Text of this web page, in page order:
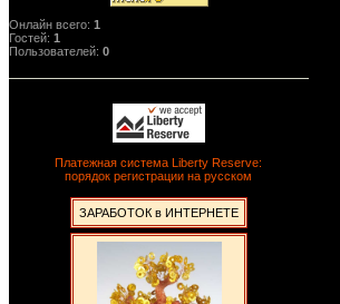
Онлайн всего: 1
Гостей: 1
Пользователей: 0
Платежная система Liberty Reserve:
порядок регистрации на русском
ЗАРАБОТОК в ИНТЕРНЕТЕ